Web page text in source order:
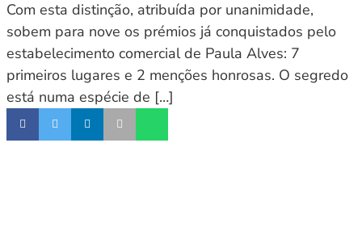
Com esta distinção, atribuída por unanimidade,
sobem para nove os prémios já conquistados pelo
estabelecimento comercial de Paula Alves: 7
primeiros lugares e 2 menções honrosas. O segredo
está numa espécie de […]